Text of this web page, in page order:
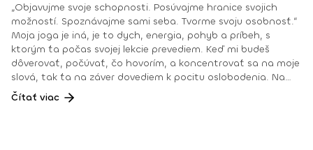
„Objavujme svoje schopnosti. Posúvajme hranice svojich
možností. Spoznávajme sami seba. Tvorme svoju osobnosť.“
Moja joga je iná, je to dych, energia, pohyb a príbeh, s
ktorým ťa počas svojej lekcie prevediem. Keď mi budeš
dôverovať, počúvať, čo hovorím, a koncentrovať sa na moje
slová, tak ťa na záver dovediem k pocitu oslobodenia. Na
mojich lekciách jogy sa striedajú mantry, pránájáma, pohyb
prepojený s dychom. Každý jeden pohyb, tak ako na seba
Čítať viac